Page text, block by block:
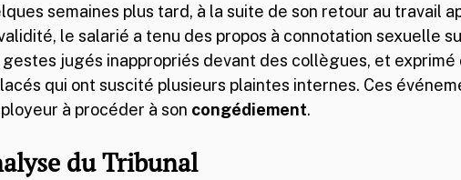
semaines plus tard, à la suite de son retour au travail
le salarié a tenu des propos à connotation sexuelle
gestes jugés inappropriés devant des collègues, et exprimé
qui ont suscité plusieurs plaintes internes. Ces
à procéder à son congédiement.
du Tribunal